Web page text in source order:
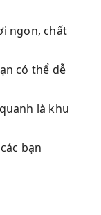
ngon, chất
có thể dễ
là khu
bạn